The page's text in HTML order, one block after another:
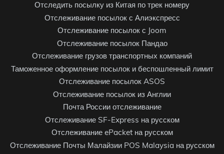
Отследить посылку из Китая по трек номеру
Отслеживание посылок с Алиэкспресс
Отслеживание посылок с Joom
Отслеживание посылок Пандао
Отслеживание грузов транспортных компаний
Таможенное оформление посылок и беспошленный лимит
Отслеживание посылок ASOS
Отслеживание посылок из Англии
Почта России отслеживание
Отслеживание SF-Express на русском
Отслеживание ePacket на русском
Отслеживание Почты Малайзии POS Malaysia на русском